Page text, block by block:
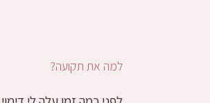
למה את תקועה?